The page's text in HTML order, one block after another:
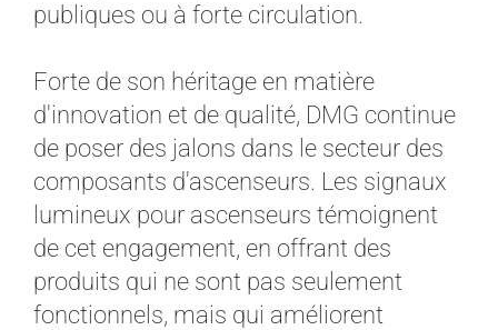
publiques ou à forte circulation.
Forte de son héritage en matière
d'innovation et de qualité, DMG continue
de poser des jalons dans le secteur des
composants d'ascenseurs. Les signaux
lumineux pour ascenseurs témoignent
de cet engagement, en offrant des
produits qui ne sont pas seulement
fonctionnels, mais qui améliorent